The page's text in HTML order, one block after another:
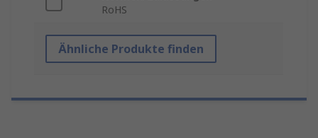
RoHS
Ähnliche Produkte finden